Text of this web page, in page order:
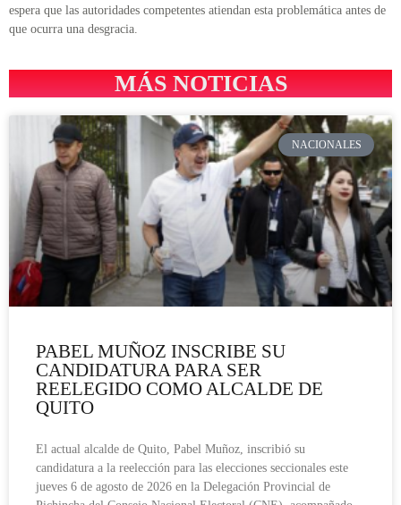
espera que las autoridades competentes atiendan esta problemática antes de
que ocurra una desgracia.
MÁS NOTICIAS
NACIONALES
PABEL MUÑOZ INSCRIBE SU
CANDIDATURA PARA SER
REELEGIDO COMO ALCALDE DE
QUITO
El actual alcalde de Quito, Pabel Muñoz, inscribió su
candidatura a la reelección para las elecciones seccionales este
jueves 6 de agosto de 2026 en la Delegación Provincial de